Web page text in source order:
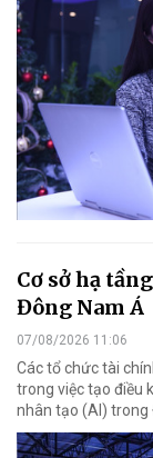
Cơ sở hạ
Đông Nam Á
07/08/2026 11:06
Các tổ chức tài
trong việc tạo điều
nhân tạo (AI) trong